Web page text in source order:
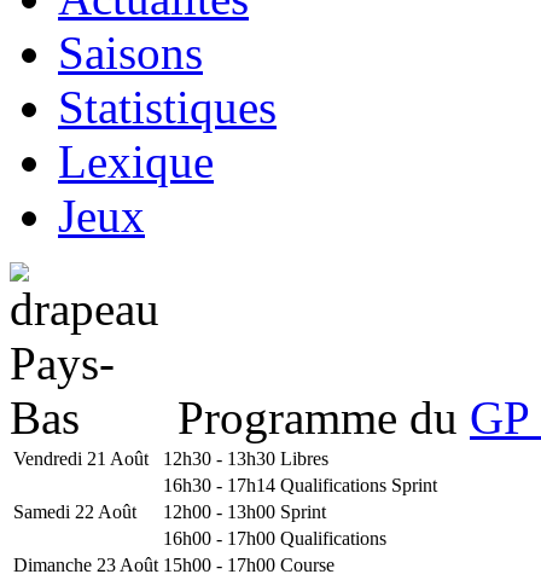
Saisons
Statistiques
Lexique
Jeux
Programme du
Vendredi 21 Août 12h30 - 13h30 Libres
16h30 - 17h14 Qualifications Sprint
Samedi 22 Août
12h00 - 13h00 Sprint
16h00 - 17h00 Qualifications
Dimanche 23 Août 15h00 - 17h00 Course